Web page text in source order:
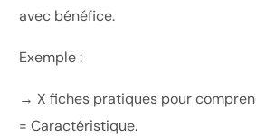
avec bénéfice.
Exemple :
→ X fiches pratiques pour
= Caractéristique.